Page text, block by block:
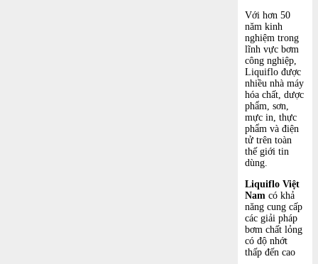
Với hơn 50
năm kinh
nghiệm trong
lĩnh vực bơm
công nghiệp,
Liquiflo được
nhiều nhà máy
hóa chất, dược
phẩm, sơn,
mực in, thực
phẩm và điện
tử trên toàn
thế giới tin
dùng.
Liquiflo Việt
Nam có khả
năng cung cấp
các giải pháp
bơm chất lỏng
có độ nhớt
thấp đến cao